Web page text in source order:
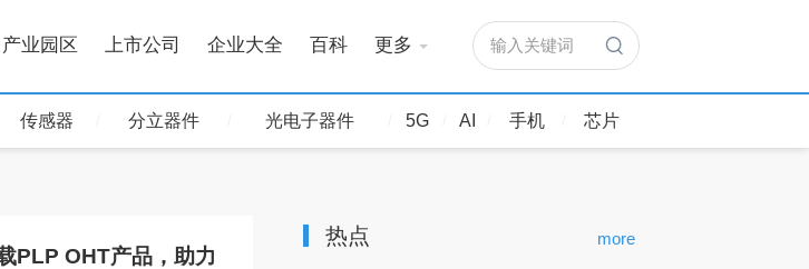
产业园区 上市公司 企业大全 百科 更多 输入关键词
传感器 分立器件 光电子器件 5G AI 手机 芯片
PLP OHT产品，助力
热点 more